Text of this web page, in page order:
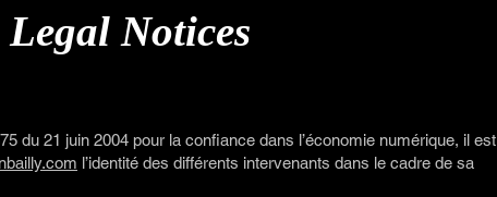
Legal Notices
du 21 juin 2004 pour la confiance dans l’économie numérique, il est
l’identité des différents intervenants dans le cadre de sa